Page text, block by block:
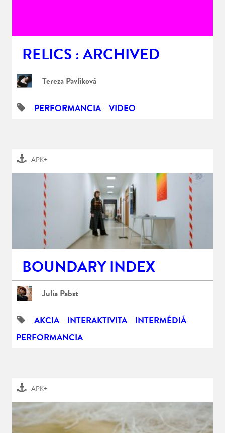
RELICS : ARCHIVED
Tereza Pavlíková
PERFORMANCIA VIDEO
APK+
BOUNDARY INDEX
Julia Pabst
AKCIA INTERAKTIVITA
INTERMÉDIÁ
PERFORMANCIA
APK+